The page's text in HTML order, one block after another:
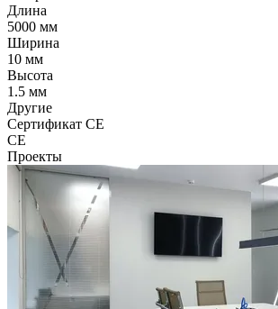
Длина
5000 мм
Ширина
10 мм
Высота
1.5 мм
Другие
Сертификат CE
CE
Проекты